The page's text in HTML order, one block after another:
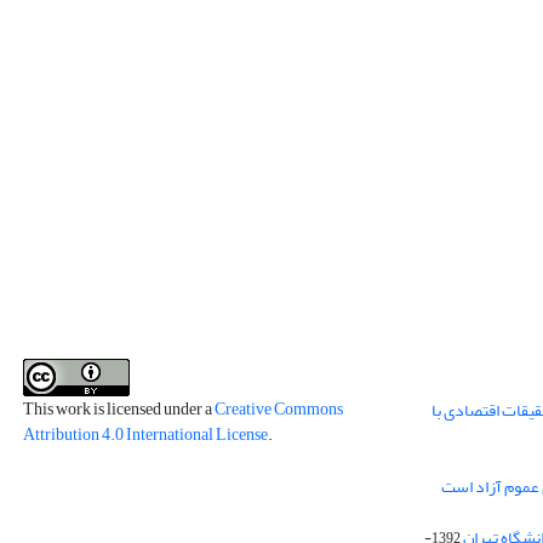
اقتصادی با
آزاد است
This work is licensed under aCreative Commons
Attribution 4.0 International License.